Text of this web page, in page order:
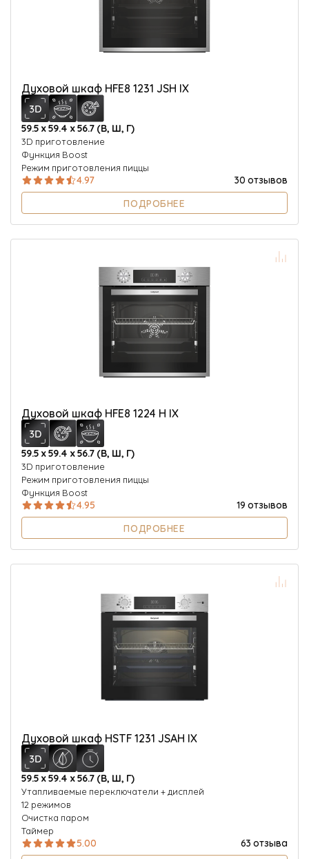
Духовой шкаф HFE8 1231 JSH IX
59.5 х 59.4 х 56.7 (В, Ш, Г)
3D приготовление
Функция Boost
Режим приготовления пиццы
4.97
30 отзывов
ПОДРОБНЕЕ
Духовой шкаф HFE8 1224 H IX
59.5 х 59.4 х 56.7 (В, Ш, Г)
3D приготовление
Режим приготовления пиццы
Функция Boost
4.95
19 отзывов
ПОДРОБНЕЕ
Духовой шкаф HSTF 1231 JSAH IX
59.5 х 59.4 х 56.7 (В, Ш, Г)
Утапливаемые переключатели + дисплей
12 режимов
Очистка паром
Таймер
5.00
63 отзыва